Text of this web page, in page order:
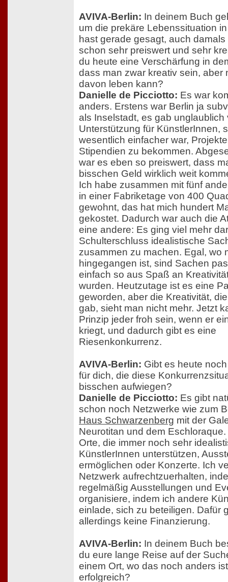
AVIVA-Berlin: In deinem Buch
um die prekäre Lebenssituation
hast gerade gesagt, auch damals
schon sehr preiswert und sehr
du heute eine Verschärfung in
dass man zwar kreativ sein, aber
davon leben kann?
Danielle de Picciotto: Es war
anders. Erstens war Berlin ja
als Inselstadt, es gab unglaublich
Unterstützung für KünstlerInnen,
wesentlich einfacher war,
Stipendien zu bekommen.
war es eben so preiswert, dass
bisschen Geld wirklich weit
Ich habe zusammen mit fünf
in einer Fabriketage von 400
gewohnt, das hat mich hundert
gekostet. Dadurch war auch die
eine andere: Es ging viel mehr
Schulterschluss idealistische
zusammen zu machen. Egal, wo
hingegangen ist, sind Sachen
einfach so aus Spaß an
wurden. Heutzutage ist es eine
geworden, aber die Kreativität,
gab, sieht man nicht mehr. Jetzt
Prinzip jeder froh sein, wenn er
kriegt, und dadurch gibt es eine
Riesenkonkurrenz.
AVIVA-Berlin: Gibt es heute
für dich, die diese
bisschen aufwiegen?
Danielle de Picciotto: Es gibt
schon noch Netzwerke wie zum
Haus Schwarzenberg mit der
Neurotitan und dem
Orte, die immer noch sehr
KünstlerInnen unterstützen,
ermöglichen oder Konzerte. Ich
Netzwerk aufrechtzuerhalten,
regelmäßig Ausstellungen und
organisiere, indem ich andere
einlade, sich zu beteiligen. Dafür
allerdings keine Finanzierung.
AVIVA-Berlin: In deinem Buch
du eure lange Reise auf der
einem Ort, wo das noch anders
erfolgreich?